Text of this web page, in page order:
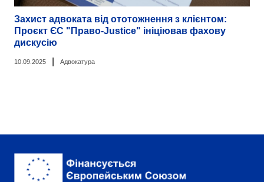
Захист адвоката від ототожнення з клієнтом:
Проєкт ЄС "Право-Justice" ініціював фахову
дискусію
10.09.2025 Адвокатура